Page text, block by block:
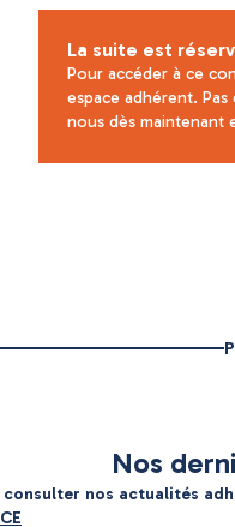
La suite est
Pour accéder à ce
espace adhérent.
nous dès maintenant
Nos
consulter nos actualités